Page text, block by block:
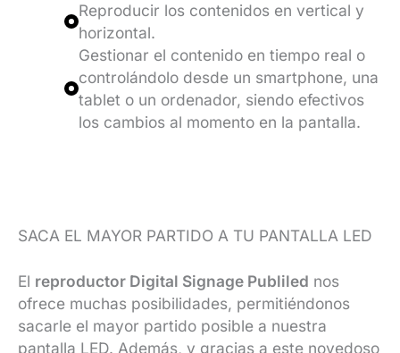
Reproducir los contenidos en vertical y
horizontal.
Gestionar el contenido en tiempo real o
controlándolo desde un smartphone, una
tablet o un ordenador, siendo efectivos
los cambios al momento en la pantalla.
SACA EL MAYOR PARTIDO A TU PANTALLA LED
El reproductor Digital Signage Publiled nos
ofrece muchas posibilidades, permitiéndonos
sacarle el mayor partido posible a nuestra
pantalla LED. Además, y gracias a este novedoso